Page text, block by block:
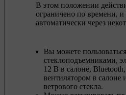
В этом положении
ограничено по времени,
автоматически через
Вы можете
стеклоподъемниками,
12 В в салоне,
вентилятором в салоне
ветрового стекла.